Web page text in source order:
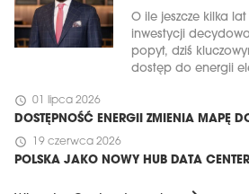
O ile jeszcze kilka
inwestycji
popyt, dziś
dostęp do energii
schedule 01 lipca 2026
DOSTĘPNOŚĆ ENERGII ZMIENIA MAPĘ
schedule 19 czerwca 2026
POLSKA JAKO NOWY HUB DATA CENTER